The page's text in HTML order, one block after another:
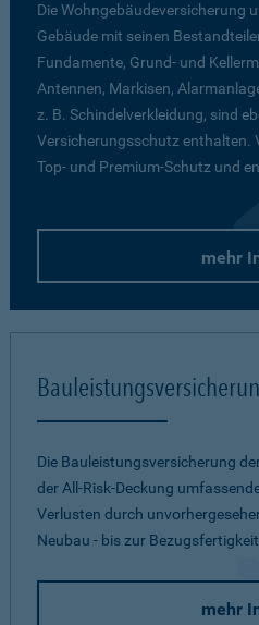
Die Wohngebäudeversicherung
Gebäude mit seinen
Fundamente, Grund- und
Antennen, Markisen,
z. B. Schindelverkleidung, sind
Versicherungsschutz enthalten.
Top- und Premium-Schutz und
mehr
Die Bauleistungsversicherung
der All-Risk-Deckung
Verlusten durch
Neubau - bis zur
mehr